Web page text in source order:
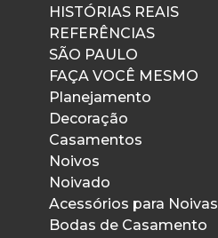
HISTÓRIAS REAIS
REFERÊNCIAS
SÃO PAULO
FAÇA VOCÊ MESMO
Planejamento
Decoração
Casamentos
Noivos
Noivado
Acessórios para Noivas
Bodas de Casamento